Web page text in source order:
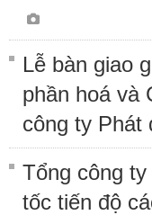
Lễ bàn giao
phần hoá và
công ty Phát
Tổng công
tốc tiến độ